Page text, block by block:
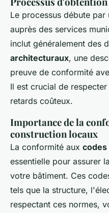
Le processus débute
auprès des services
inclut généralement des
architecturaux, une
preuve de conformité
Il est crucial de
retards coûteux.
Importance de la
construction locaux
La conformité aux codes
essentielle pour assurer
votre bâtiment. Ces
tels que la structure,
respectant ces normes,